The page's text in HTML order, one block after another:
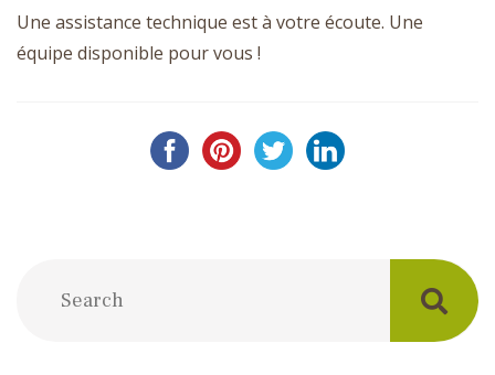
Une assistance technique est à votre écoute. Une
équipe disponible pour vous !